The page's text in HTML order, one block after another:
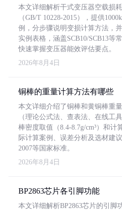
本文详细解析干式变压器空载损
（GB/T 10228-2015），提供
例，分步骤说明变损计算方法，
实例表格，涵盖SCB10/SCB13等
快速掌握变压器能效评估要点。
2026年8月4日
铜棒的重量计算方法有哪些
本文详细介绍了铜棒和黄铜棒重
（理论公式法、查表法、在线工
棒密度取值（8.4-8.7g/cm³）和计
际计算案例、误差分析及选材建
2007等国家标准。
2026年8月4日
BP2863芯片各引脚功能
本文详细解析BP2863芯片的引脚